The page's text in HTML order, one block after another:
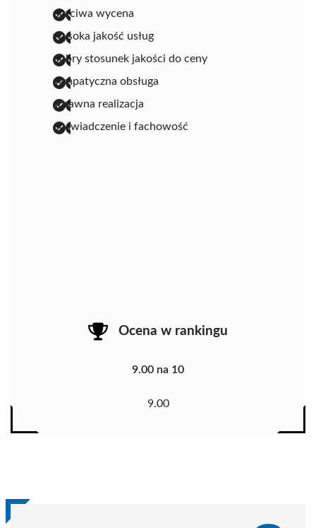
uczciwa wycena
wysoka jakość usług
dobry stosunek jakości do ceny
sympatyczna obsługa
sprawna realizacja
doświadczenie i fachowość
Ocena w rankingu
9.00 na 10
9.00